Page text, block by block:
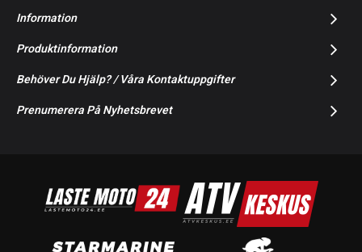
Information
Produktinformation
Behöver Du Hjälp? / Våra Kontaktuppgifter
Prenumerera På Nyhetsbrevet